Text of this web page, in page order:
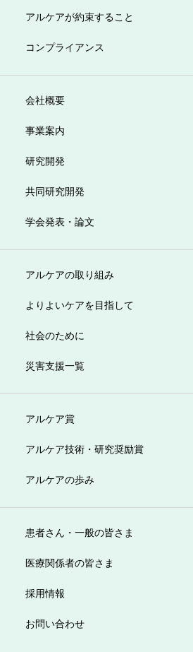
アルケアが約束すること
コンプライアンス
会社概要
事業案内
研究開発
共同研究開発
学会発表・論文
アルケアの取り組み
よりよいケアを目指して
社会のために
災害支援一覧
アルケア賞
アルケア技術・研究奨励賞
アルケアの歩み
患者さん・一般の皆さま
医療関係者の皆さま
採用情報
お問い合わせ